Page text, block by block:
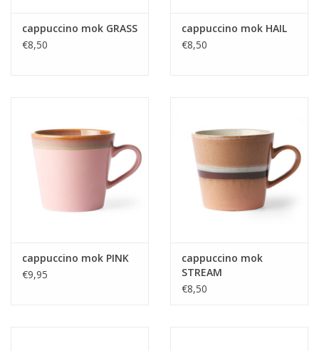
cappuccino mok GRASS
€8,50
cappuccino mok HAIL
€8,50
cappuccino mok PINK
€9,95
cappuccino mok
STREAM
€8,50